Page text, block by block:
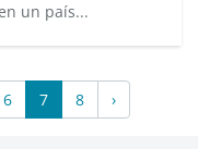
un país...
6 7 8 ›